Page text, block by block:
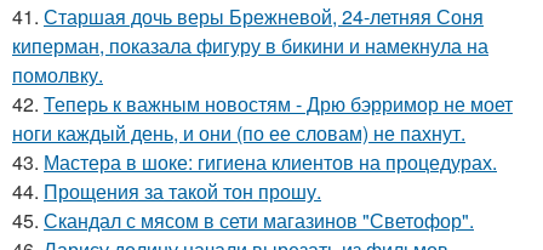
41. Старшая дочь веры Брежневой, 24-летняя Соня
киперман, показала фигуру в бикини и намекнула на
помолвку.
42. Теперь к важным новостям - Дрю бэрримор не моет
ноги каждый день, и они (по ее словам) не пахнут.
43. Мастера в шоке: гигиена клиентов на процедурах.
44. Прощения за такой тон прошу.
45. Скандал с мясом в сети магазинов "Светофор".